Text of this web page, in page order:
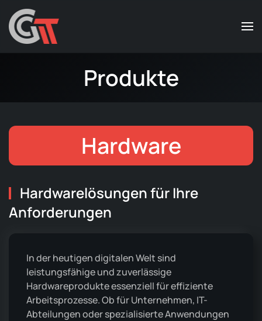
Zum Hauptinhalt springen
Produkte
Hardware
Hardwarelösungen für Ihre
Anforderungen
In der heutigen digitalen Welt sind
leistungsfähige und zuverlässige
Hardwareprodukte essenziell für effiziente
Arbeitsprozesse. Ob für Unternehmen, IT-
Abteilungen oder spezialisierte Anwendungen